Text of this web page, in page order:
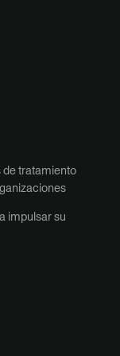
de tratamiento
impulsar su